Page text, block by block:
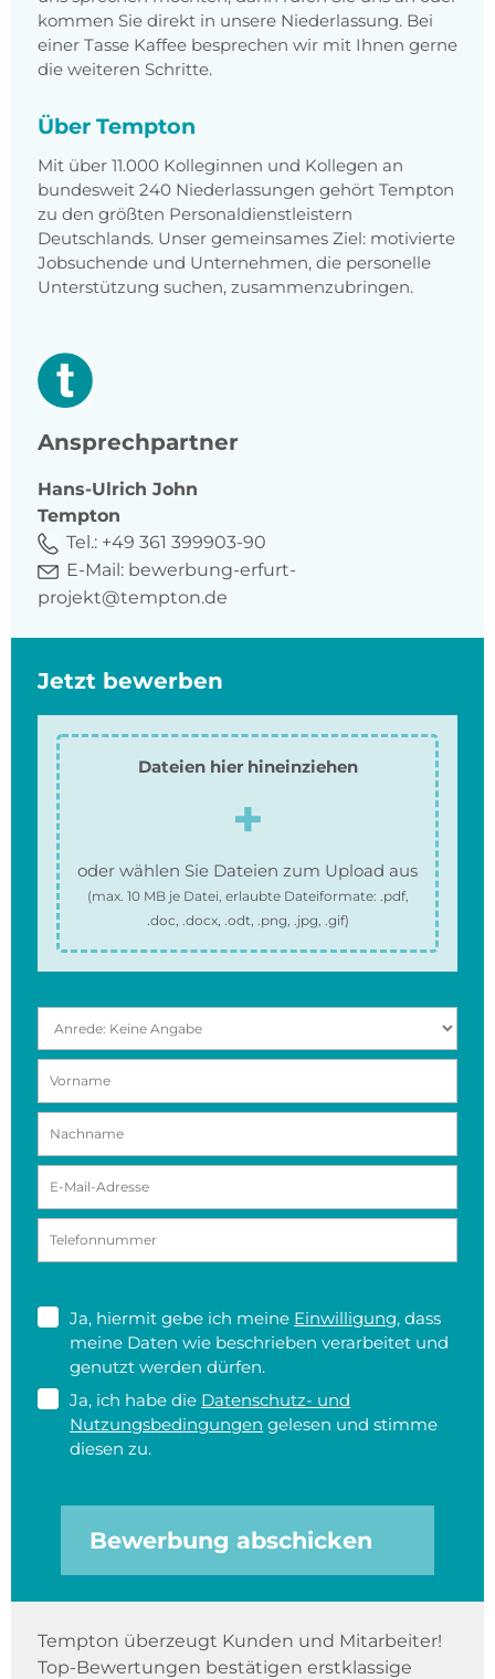
kommen Sie direkt in unsere Niederlassung. Bei
einer Tasse Kaffee besprechen wir mit Ihnen gerne
die weiteren Schritte.
Über Tempton
Mit über 11.000 Kolleginnen und Kollegen an
bundesweit 240 Niederlassungen gehört Tempton
zu den größten Personaldienstleistern
Deutschlands. Unser gemeinsames Ziel: motivierte
Jobsuchende und Unternehmen, die personelle
Unterstützung suchen, zusammenzubringen.
Ansprechpartner
Hans-Ulrich John
Tempton
Tel.: +49 361 399903-90
E-Mail: bewerbung-erfurt-
projekt@tempton.de
Jetzt bewerben
Dateien hier hineinziehen
oder wählen Sie Dateien zum Upload aus
(max. 10 MBje Datei, erlaubte Dateiformate: .pdf,
.doc, .docx, .odt, .png, .jpg, .gif)
Ja, hiermit gebe ich meine Einwilligung, dass
meine Daten wie beschrieben verarbeitet und
genutzt werden dürfen.
Ja, ich habe die Datenschutz- und
Nutzungsbedingungen gelesen und stimme
diesen zu.
Bewerbung abschicken
Tempton überzeugt Kunden und Mitarbeiter!
Top-Bewertungen bestätigen erstklassige